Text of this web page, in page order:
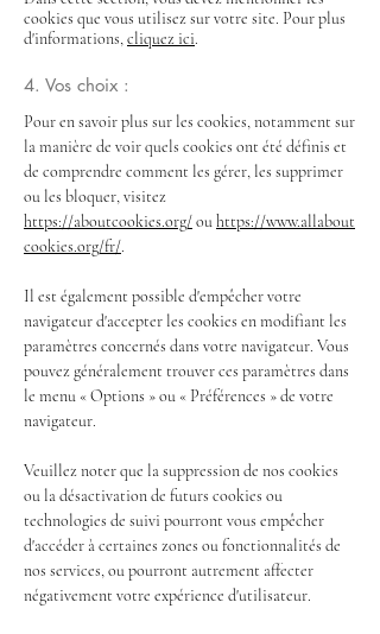
cookies que vous utilisez sur votre site. Pour plus
d'informations,cliquez ici.
4. Vos choix :
Pour en savoir plus sur les cookies, notamment sur
la manière de voir quels cookies ont été définis et
de comprendre comment les gérer, les supprimer
ou les bloquer, visitez
https://aboutcookies.org/ouhttps://www.allabout
cookies.org/fr/.
Il est également possible d'empêcher votre
navigateur d'accepter les cookies en modifiant les
paramètres concernés dans votre navigateur. Vous
pouvez généralement trouver ces paramètres dans
le menu « Options » ou « Préférences » de votre
navigateur.
Veuillez noter que la suppression de nos cookies
ou la désactivation de futurs cookies ou
technologies de suivi pourront vous empêcher
d'accéder à certaines zones ou fonctionnalités de
nos services, ou pourront autrement affecter
négativement votre expérience d'utilisateur.